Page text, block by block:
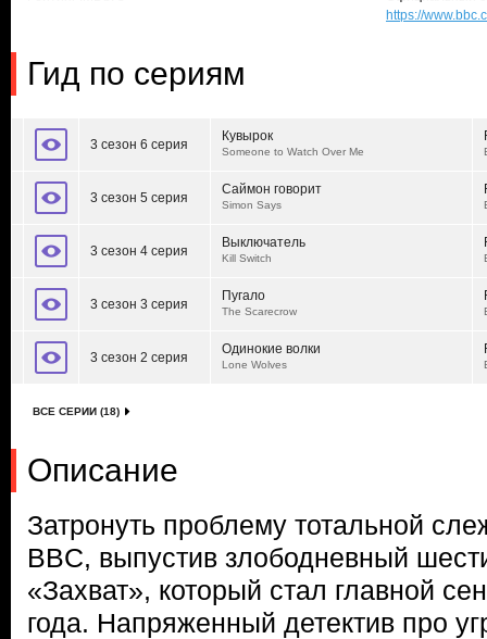
https://
Гид по сериям
3 сезон 6 серия
Кувырок
Someone to Watch Over Me
3 сезон 5 серия
Саймон говорит
Simon Says
3 сезон 4 серия
Выключатель
Kill Switch
3 сезон 3 серия
Пугало
The Scarecrow
3 сезон 2 серия
Одинокие волки
Lone Wolves
ВСЕ СЕРИИ (18)
Описание
Затронуть проблему тотальной
BBC, выпустив злободневный
«Захват», который стал главной
года. Напряженный детектив про